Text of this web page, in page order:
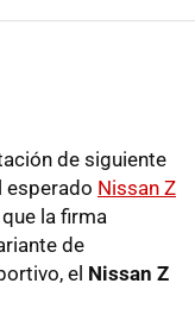
de siguiente
esperado Nissan Z
la firma
de
el Nissan Z